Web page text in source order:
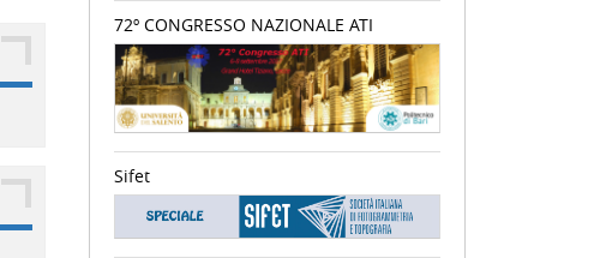
72º CONGRESSO NAZIONALE ATI
Sifet